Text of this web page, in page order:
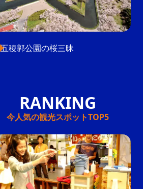
五稜郭公園の桜三昧
今人気の観光スポットTOP5